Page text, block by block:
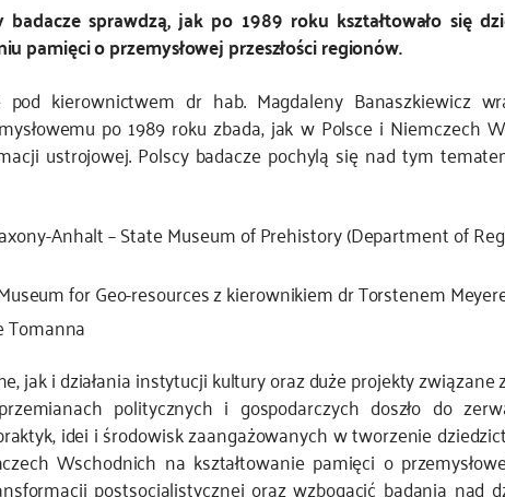
sprawdzą, jak po 1989 roku kształtowało się
pamięci o przemysłowej przeszłości regionów.
kierownictwem dr hab. Magdaleny Banaszkiewicz
po 1989 roku zbada, jak w Polsce i Niemczech
ustrojowej. Polscy badacze pochylą się nad tym
Anhalt – State Museum of Prehistory (Department of
for Geo-resources z kierownikiem dr Torstenem
Tomanna
jak i działania instytucji kultury oraz duże projekty
politycznych i gospodarczych doszło do
idei i środowisk zaangażowanych w tworzenie
Wschodnich na kształtowanie pamięci o
postsocjalistycznej oraz wzbogacić badania nad